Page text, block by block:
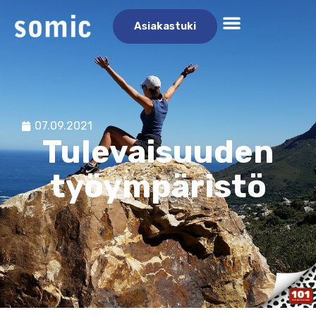
Asiakastuki
07.09.2021
Tulevaisuuden
työympäristö